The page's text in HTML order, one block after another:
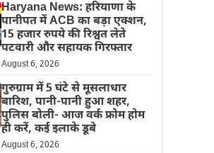
Haryana News: हरियाणा के
पानीपत में ACB का बड़ा एक्शन,
15 हजार रुपये की रिश्वत लेते
पटवारी और सहायक गिरफ्तार
August 6, 2026
गुरुग्राम में 5 घंटे से मूसलाधार
बारिश, पानी-पानी हुआ शहर,
पुलिस बोली- आज वर्क फ्रोम होम
ही करें, कई इलाके डूबे
August 6, 2026